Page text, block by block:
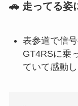
🚗 走ってる姿
表参道で信
GT4RSに乗
ていて感動し